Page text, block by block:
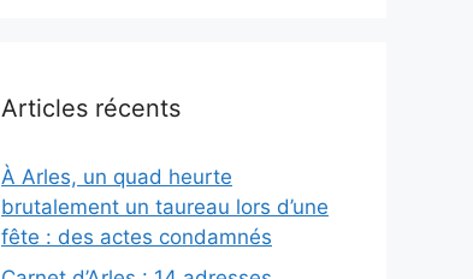
Articles récents
À Arles, un quad heurte
brutalement un taureau lors d’une
fête : des actes condamnés